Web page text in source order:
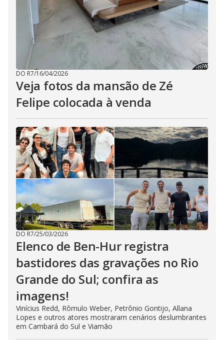
DO R7/16/04/2026
Veja fotos da mansão de Zé
Felipe colocada à venda
DO R7/25/03/2026
Elenco de Ben-Hur registra
bastidores das gravações no Rio
Grande do Sul; confira as
imagens!
Vinícius Redd, Rômulo Weber, Petrônio Gontijo, Allana
Lopes e outros atores mostraram cenários deslumbrantes
em Cambará do Sul e Viamão